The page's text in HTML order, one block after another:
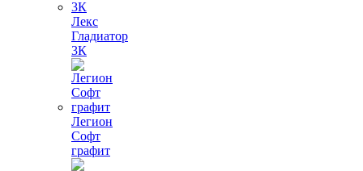
Лекс
Гладиатор
3К
Легион
Софт
графит